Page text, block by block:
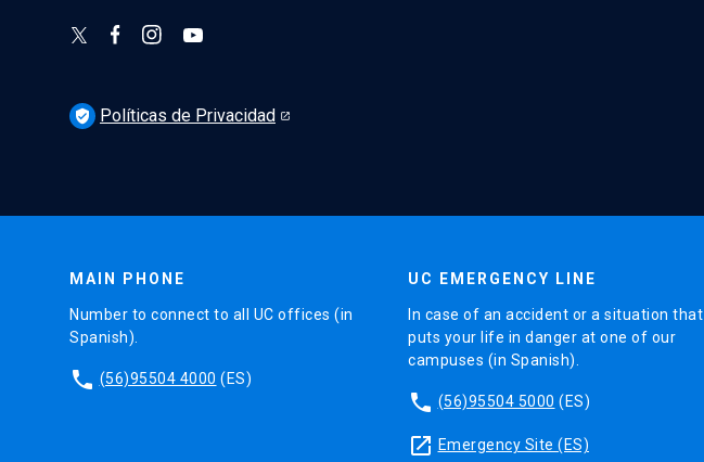
verified_user Políticas de Privacidad
MAIN PHONE
Number to connect to all UC offices (in
Spanish).
phone (56)95504 4000 (ES)
UC EMERGENCY LINE
In case of an accident or a situation that
puts your life in danger at one of our
campuses (in Spanish).
phone (56)95504 5000 (ES)
launch Emergency Site (ES)